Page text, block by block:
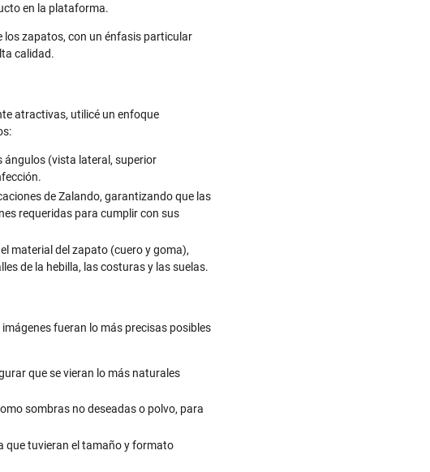
en la plataforma.
los zapatos, con un énfasis particular
calidad.
atractivas, utilicé un enfoque
ángulos (vista lateral, superior
de Zalando, garantizando que las
requeridas para cumplir con sus
material del zapato (cuero y goma),
de la hebilla, las costuras y las suelas.
fueran lo más precisas posibles
que se vieran lo más naturales
sombras no deseadas o polvo, para
que tuvieran el tamaño y formato